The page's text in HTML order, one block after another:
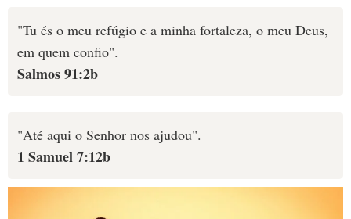
DEVOCIONAL DIÁRIO
ESTUDOS BÍBLICOS
"Tu és o meu refúgio e a minha fortaleza, o meu Deus,
em quem confio".
Salmos 91:2b
"Até aqui o Senhor nos ajudou".
1 Samuel 7:12b